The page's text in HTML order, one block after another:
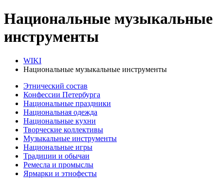
Национальные музыкальные
инструменты
WIKI
Национальные музыкальные инструменты
Этнический состав
Конфессии Петербурга
Национальные праздники
Национальная одежда
Национальные кухни
Творческие коллективы
Музыкальные инструменты
Национальные игры
Традиции и обычаи
Ремесла и промыслы
Ярмарки и этнофесты